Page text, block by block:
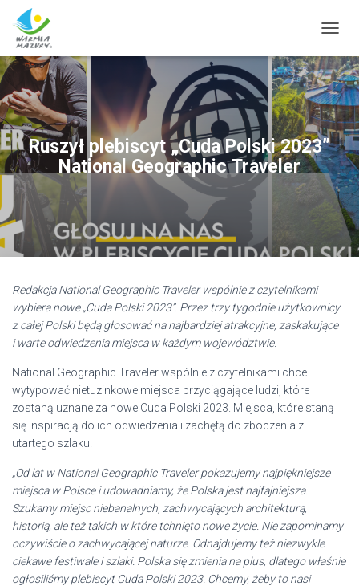
O
G
G
L
E
N
A
V
I
G
A
O
Ruszył plebiscyt „Cuda Polski 2023”
National Geographic Traveler
Redakcja National Geographic Traveler wspólnie z czytelnikami
wybiera nowe „Cuda Polski 2023”. Przez trzy tygodnie użytkownicy
z całej Polski będą głosować na najbardziej atrakcyjne, zaskakujące
i warte odwiedzenia miejsca w każdym województwie.
National Geographic Traveler wspólnie z czytelnikami chce
wytypować nietuzinkowe miejsca przyciągające ludzi, które
zostaną uznane za nowe Cuda Polski 2023. Miejsca, które staną
się inspiracją do ich odwiedzenia i zachętą do zboczenia z
utartego szlaku.
„Od lat w National Geographic Traveler pokazujemy najpiękniejsze
miejsca w Polsce i udowadniamy, że Polska jest najfajniejsza.
Szukamy miejsc niebanalnych, zachwycających architekturą,
historią, ale też takich w które tchnięto nowe życie. Nie zapominamy
oczywiście o zachwycającej naturze. Odnajdujemy też niezwykle
ciekawe festiwale i szlaki. Polska się zmienia na plus, dlatego właśnie
ogłosiliśmy plebiscyt Cuda Polski 2023. Chcemy, żeby to nasi